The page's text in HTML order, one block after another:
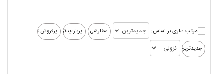
مرتب سازی بر اساس: